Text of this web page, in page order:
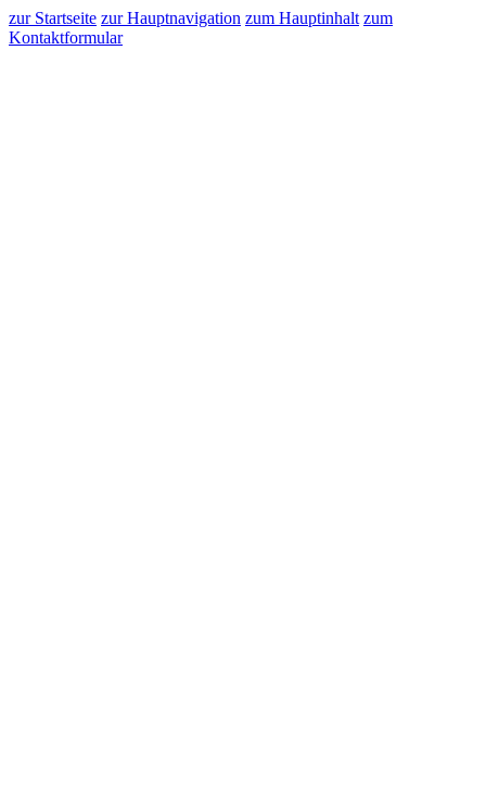
zur Startseite zur Hauptnavigation zum Hauptinhalt zum
Kontaktformular